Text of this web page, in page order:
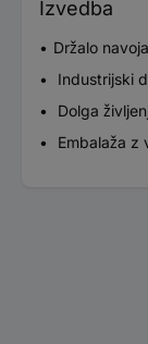
Izvedba
Držalo
Industrijski
Dolga
Embalaža z